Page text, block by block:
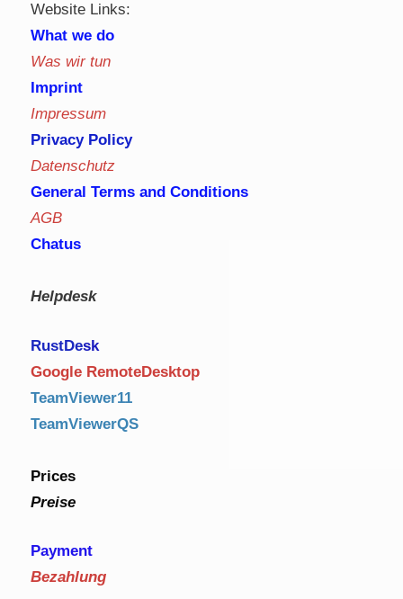
Website Links:
What we do
Was wir tun
Imprint
Impressum
Privacy Policy
Datenschutz
General Terms and Conditions
AGB
Chatus
Helpdesk
RustDesk
Google RemoteDesktop
TeamViewer11
TeamViewerQS
Prices
Preise
Payment
Bezahlung